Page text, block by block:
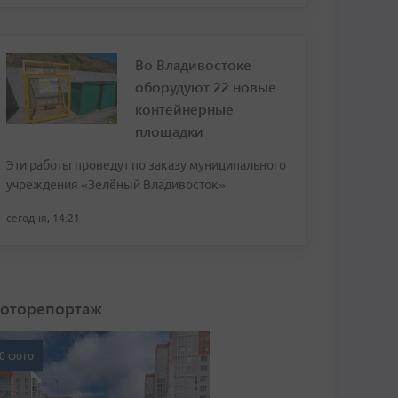
Во Владивостоке
оборудуют 22 новые
контейнерные
площадки
Эти работы проведут по заказу муниципального
учреждения «Зелёный Владивосток»
сегодня, 14:21
фото